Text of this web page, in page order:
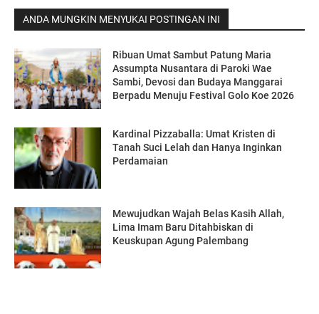
ANDA MUNGKIN MENYUKAI POSTINGAN INI
Ribuan Umat Sambut Patung Maria
Assumpta Nusantara di Paroki Wae
Sambi, Devosi dan Budaya Manggarai
Berpadu Menuju Festival Golo Koe 2026
Kardinal Pizzaballa: Umat Kristen di
Tanah Suci Lelah dan Hanya Inginkan
Perdamaian
Mewujudkan Wajah Belas Kasih Allah,
Lima Imam Baru Ditahbiskan di
Keuskupan Agung Palembang